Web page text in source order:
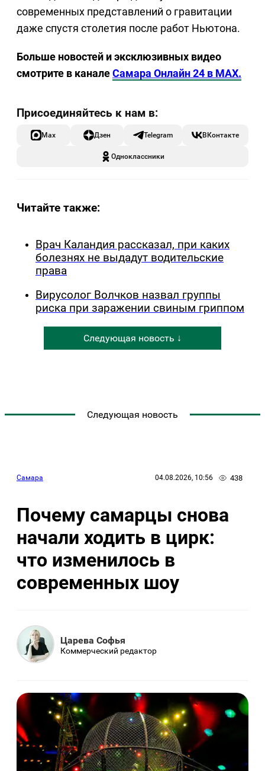
современных представлений о гравитации
даже спустя столетия после работ Ньютона.
Больше новостей и эксклюзивных видео
смотрите в каналеСамара Онлайн 24 в MAX.
Max Дзен Telegram ВКонтакте
Одноклассники
Читайте также:
Врач Каландия рассказал, при каких
болезнях не выдадут водительские
права
Вирусолог Волчков назвал группы
риска при заражении свиным гриппом
Следующая новость ↓
Следующая новость
Самара 04.08.2026, 10:56 438
Почему самарцы снова
начали ходить в цирк:
что изменилось в
современных шоу
Царева Софья
Коммерческий редактор